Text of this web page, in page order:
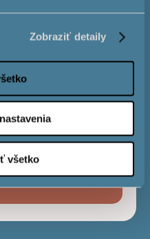
Zobraziť detaily
všetko
4,0 %
€